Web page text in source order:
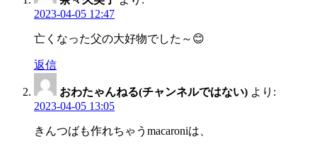
2023-04-05 12:47
亡くなった父の大好物でした～😊
返信
おわたゃんねる(チャンネルではない) より:
2023-04-05 13:05
きんつばも作れちゃうmacaroniは、